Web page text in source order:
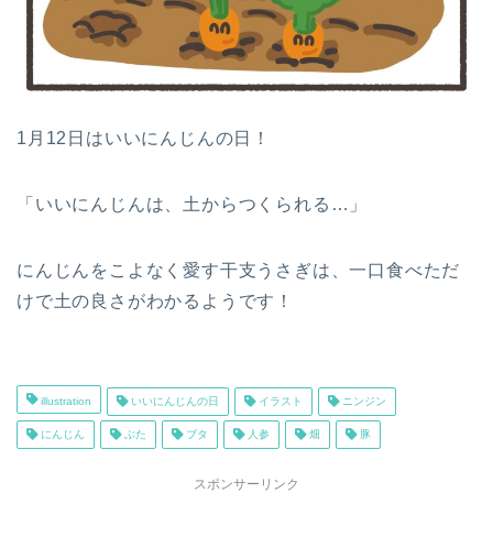
1月12日はいいにんじんの日！
「いいにんじんは、土からつくられる…」
にんじんをこよなく愛す干支うさぎは、一口食べただ
けで土の良さがわかるようです！
illustration いいにんじんの日 イラスト ニンジン
にんじん ぶた ブタ 人参 畑 豚
スポンサーリンク